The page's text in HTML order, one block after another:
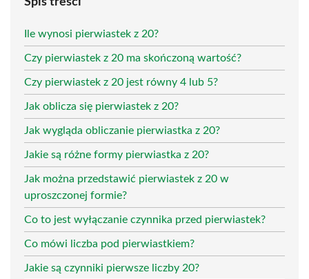
Ile wynosi pierwiastek z 20?
Czy pierwiastek z 20 ma skończoną wartość?
Czy pierwiastek z 20 jest równy 4 lub 5?
Jak oblicza się pierwiastek z 20?
Jak wygląda obliczanie pierwiastka z 20?
Jakie są różne formy pierwiastka z 20?
Jak można przedstawić pierwiastek z 20 w
uproszczonej formie?
Co to jest wyłączanie czynnika przed pierwiastek?
Co mówi liczba pod pierwiastkiem?
Jakie są czynniki pierwsze liczby 20?